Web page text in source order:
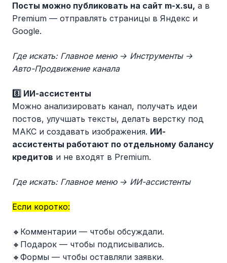
Посты можно публиковать на сайт m-x.su, а в
Premium — отправлять страницы в Яндекс и
Google.
Где искать: Главное меню → Инструменты →
Авто-Продвижение канала
8️⃣ ИИ-ассистенты
Можно анализировать канал, получать идеи
постов, улучшать тексты, делать верстку под
МАКС и создавать изображения. ИИ-
ассистенты работают по отдельному балансу
кредитов и не входят в Premium.
Где искать: Главное меню → ИИ-ассистенты
Если коротко:
🔸Комментарии — чтобы обсуждали.
🔸Подарок — чтобы подписывались.
🔸Формы — чтобы оставляли заявки.